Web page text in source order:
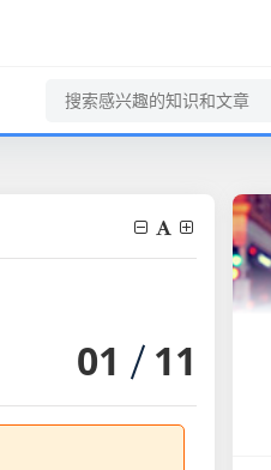
01 11